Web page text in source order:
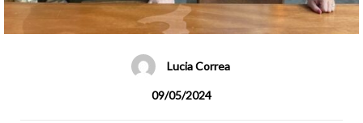
Lucia Correa
09/05/2024